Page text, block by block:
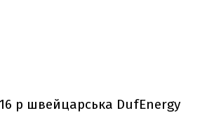
р швейцарська DufEnergy